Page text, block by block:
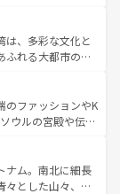
ンミュージッ
ハワイの魅力を彩
が待っているハ
（エアーズロッ
ンズの熱帯雨林な
やワイン、オージ
ーフィンやダイ
きにはたまらな
に味わいつくそ
は、多彩な文化と
ふれる大都市の台
ど、都市の喧騒
人に新しい発見と
台湾の食文化も魅
ティ豊かな料理
ンテンツ一覧を参
のファッションやK
ウルの宮殿や伝統
を楽しむことが
ストリートフード
。夜には、韓国な
ナム。南北に細長
々とした山々、世